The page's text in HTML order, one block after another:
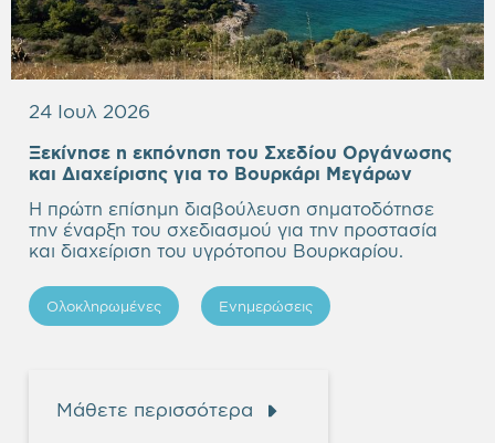
24 Ιουλ 2026
Ξεκίνησε η εκπόνηση του Σχεδίου Οργάνωσης
και Διαχείρισης για το Βουρκάρι Μεγάρων
Η πρώτη επίσημη διαβούλευση σηματοδότησε
την έναρξη του σχεδιασμού για την προστασία
και διαχείριση του υγρότοπου Βουρκαρίου.
Ολοκληρωμένες Ενημερώσεις
Μάθετε περισσότερα